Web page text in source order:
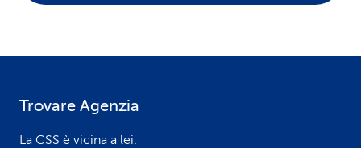
Trovare Agenzia
La CSS è vicina a lei.